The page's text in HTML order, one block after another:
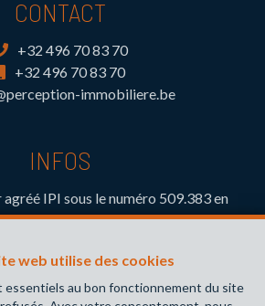
web utilise des cookies
essentiels au bon fonctionnement du site
CONTACT
+32 496 70 83 70
+32 496 70 83 70
immobiliere.be
INFOS
IPI sous le numéro 509.383 en
contrôle: Institut professionnel des
- info@ipi.be) - Soumis au
de l’ IPI